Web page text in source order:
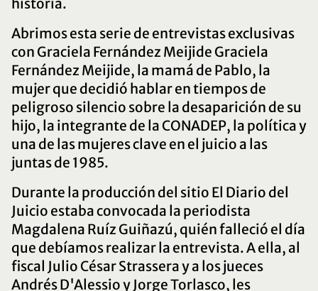
historia.
Abrimos esta serie de entrevistas exclusivas
con Graciela Fernández Meijide Graciela
Fernández Meijide, la mamá de Pablo, la
mujer que decidió hablar en tiempos de
peligroso silencio sobre la desaparición de su
hijo, la integrante de la CONADEP, la política y
una de las mujeres clave en el juicio a las
juntas de 1985.
Durante la producción del sitio El Diario del
Juicio estaba convocada la periodista
Magdalena Ruíz Guiñazú, quién falleció el día
que debíamos realizar la entrevista. A ella, al
fiscal Julio César Strassera y a los jueces
Andrés D'Alessio y Jorge Torlasco, les